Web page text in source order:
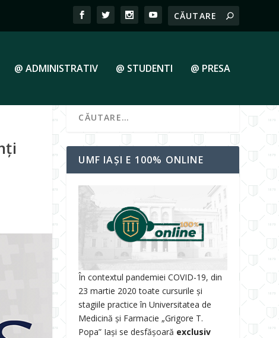
@ ADMINISTRATIV @ STUDENTI @ PRESA
UMF IAȘI E 100% ONLINE
În contextul pandemiei COVID-19, din
23 martie 2020 toate cursurile și
stagiile practice în Universitatea de
Medicină și Farmacie „Grigore T.
Popa” Iași se desfășoară exclusiv